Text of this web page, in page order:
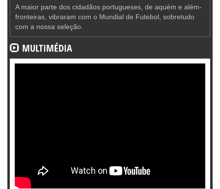
A maior parte dos cidadãos portugueses, de aquém e além-
fronteiras, vibraram com o Mundial de Futebol, sobretudo
com a nossa seleção.
MULTIMÉDIA